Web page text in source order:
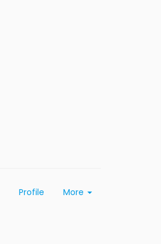
Profile More